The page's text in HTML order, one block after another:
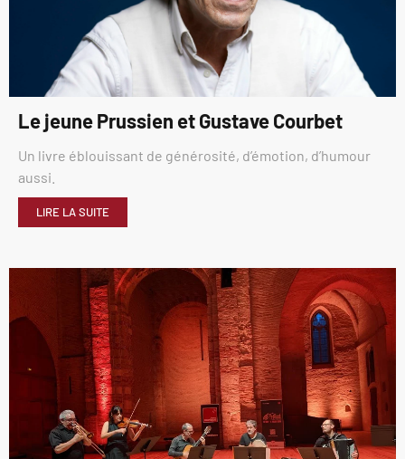
Le jeune Prussien et Gustave Courbet
Un livre éblouissant de générosité, d’émotion, d’humour
aussi.
LIRE LA SUITE